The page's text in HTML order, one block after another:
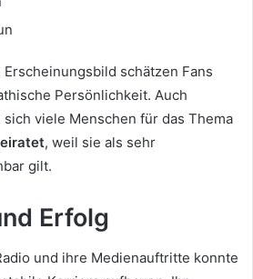
schätzen Fans
Persönlichkeit. Auch
viele Menschen für das Thema
, weil sie als sehr
gilt.
Erfolg
und ihre Medienauftritte konnte